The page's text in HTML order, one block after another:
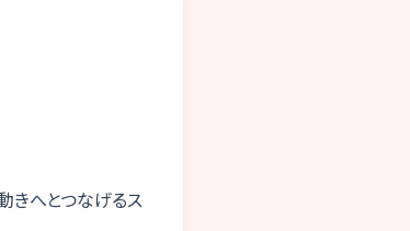
きへとつなげるス